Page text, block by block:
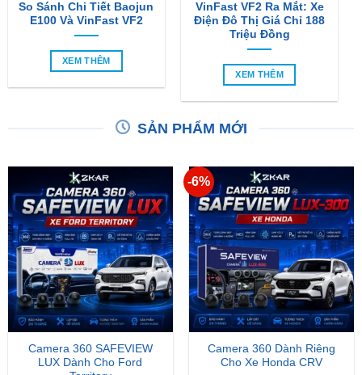
So Sánh Chi Tiết Baojun
E100 Và VinFast VF2
XEM THÊM
VinFast VF2 Ra Mắt: Xe
Điện Đô Thị Giá Chỉ 188
Triệu Đồng
XEM THÊM
SẢN PHẨM MỚI
Camera 360 SAFEVIEW
LUX Dành Cho Ford
-6%
Camera 360 Dành Riêng
Cho Xe Honda CRV